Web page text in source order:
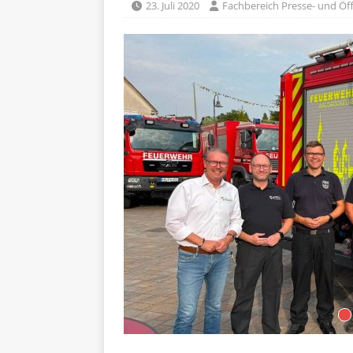
23. Juli 2020 Fachbereich Presse- und